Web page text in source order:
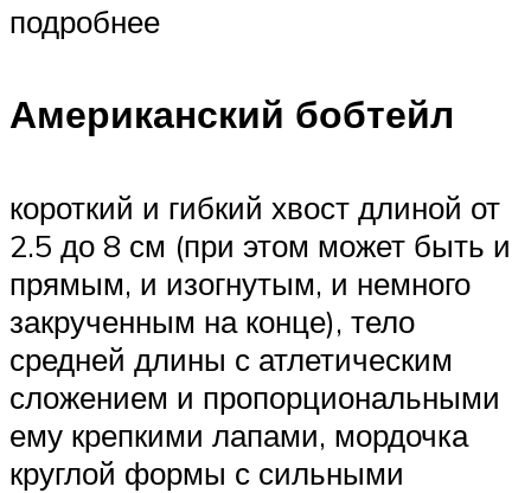
подробнее
Американский бобтейл
короткий и гибкий хвост длиной от
2.5 до 8 см (при этом может быть и
прямым, и изогнутым, и немного
закрученным на конце), тело
средней длины с атлетическим
сложением и пропорциональными
ему крепкими лапами, мордочка
круглой формы с сильными